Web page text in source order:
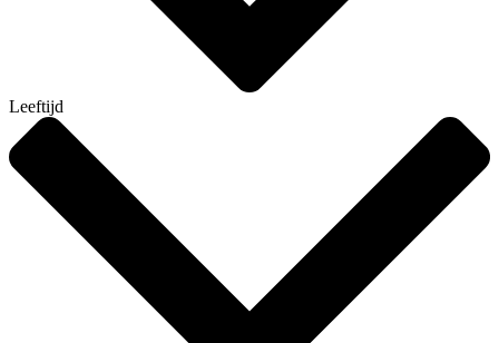
Leeftijd